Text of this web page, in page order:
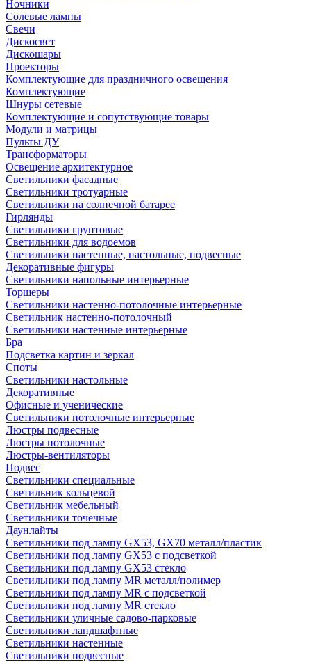
Ночники
Солевые лампы
Свечи
Дискосвет
Дискошары
Проекторы
Комплектующие для праздничного освещения
Комплектующие
Шнуры сетевые
Комплектующие и сопутствующие товары
Модули и матрицы
Пульты ДУ
Трансформаторы
Освещение архитектурное
Светильники фасадные
Светильники тротуарные
Светильники на солнечной батарее
Гирлянды
Светильники грунтовые
Светильники для водоемов
Светильники настенные, настольные, подвесные
Декоративные фигуры
Светильники напольные интерьерные
Торшеры
Светильники настенно-потолочные интерьерные
Светильник настенно-потолочный
Светильники настенные интерьерные
Бра
Подсветка картин и зеркал
Споты
Светильники настольные
Декоративные
Офисные и ученические
Светильники потолочные интерьерные
Люстры подвесные
Люстры потолочные
Люстры-вентиляторы
Подвес
Светильники специальные
Светильник кольцевой
Светильник мебельный
Светильники точечные
Даунлайты
Светильники под лампу GX53, GX70 металл/пластик
Светильники под лампу GX53 с подсветкой
Светильники под лампу GX53 стекло
Светильники под лампу MR металл/полимер
Светильники под лампу MR с подсветкой
Светильники под лампу MR стекло
Светильники уличные садово-парковые
Светильники ландшафтные
Светильники настенные
Светильники подвесные